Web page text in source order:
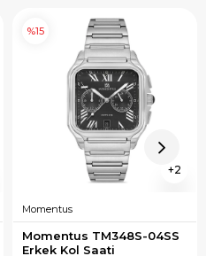
2
Momentus
Momentus TM348S-04SS
Erkek Kol Saati
%15